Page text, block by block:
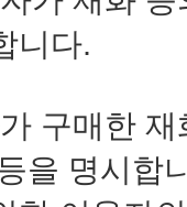
니다.
구매한
을 명시합